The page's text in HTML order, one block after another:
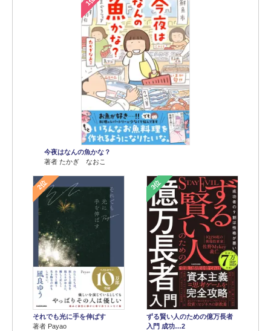
今夜はなんの魚かな？
著者 たかぎ なおこ
2位
それでも光に手を伸ばす
著者 Payao
3位
ずる賢い人のための億万長者
入門 成功…2